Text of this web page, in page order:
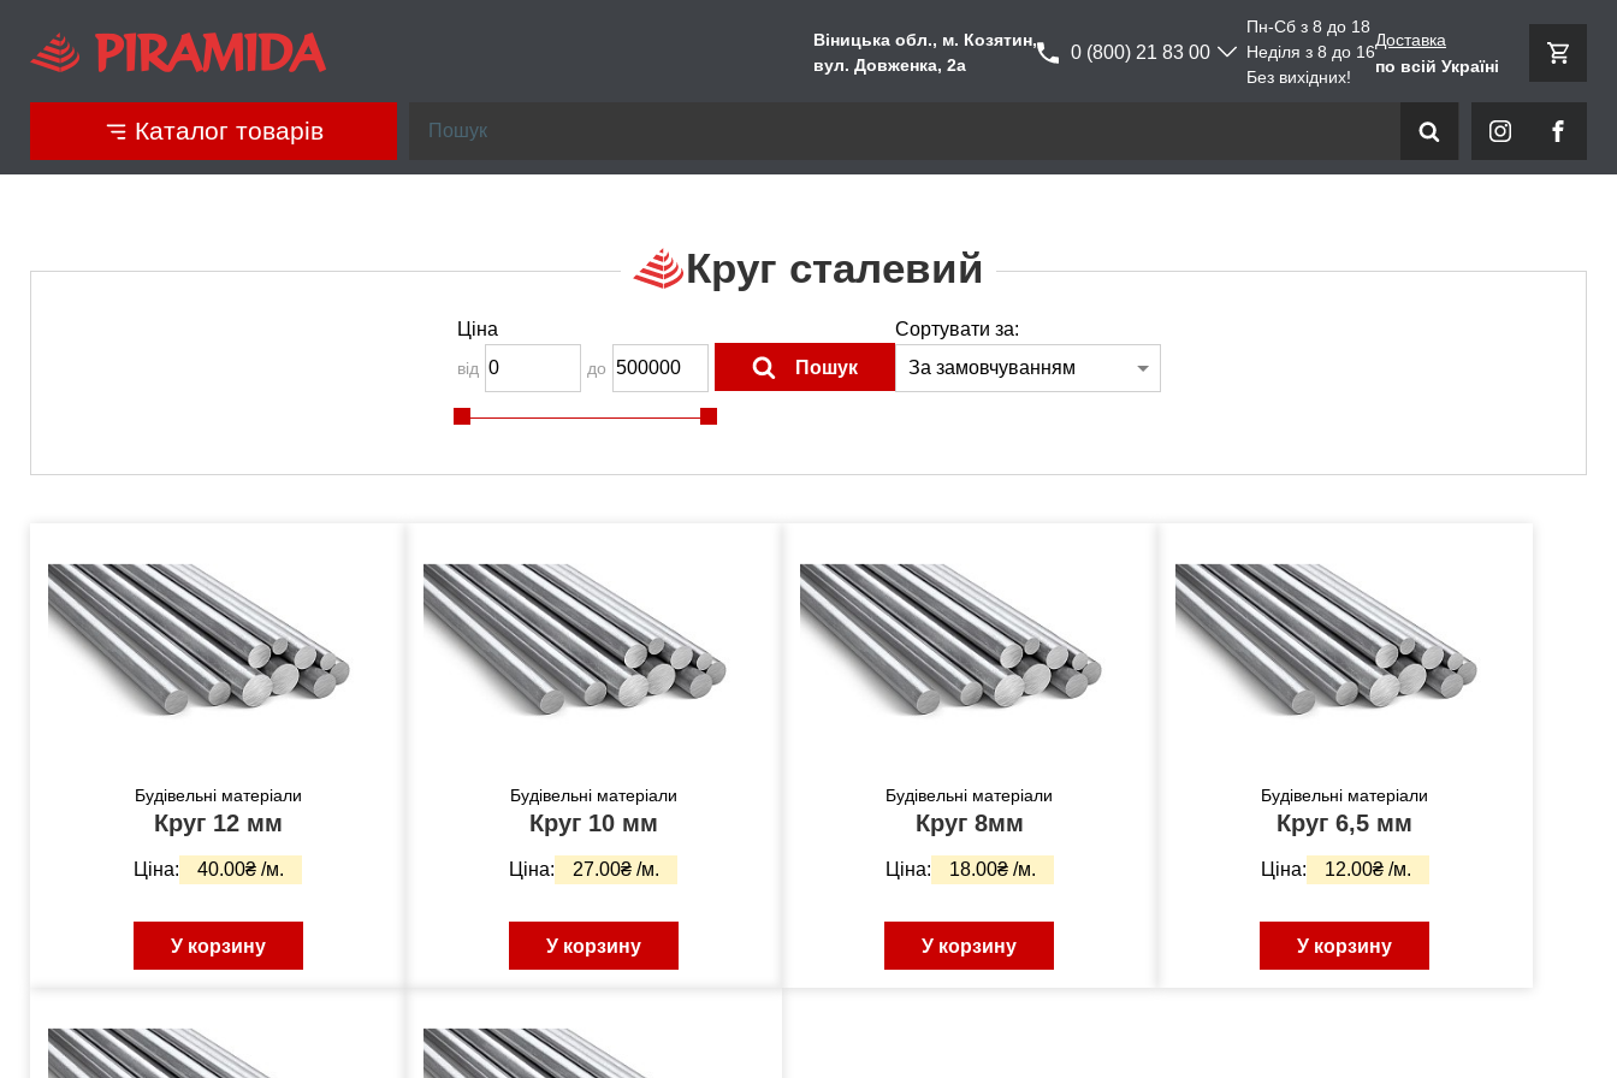
Віницька обл., м. Козятин,
вул. Довженка, 2а
0 (800) 21 83 00
Пн-Сб з 8 до 18
Неділя з 8 до 16
Без вихідних!
Доставка
по всій Україні
Каталог товарів
Круг сталевий
Ціна
від до Пошук
Сортувати за:
Будівельні матеріали
Круг 12 мм
Ціна: 40.00₴ /м.
У корзину
Будівельні матеріали
Круг 10 мм
Ціна: 27.00₴ /м.
У корзину
Будівельні матеріали
Круг 8мм
Ціна: 18.00₴ /м.
У корзину
Будівельні матеріали
Круг 6,5 мм
Ціна: 12.00₴ /м.
У корзину